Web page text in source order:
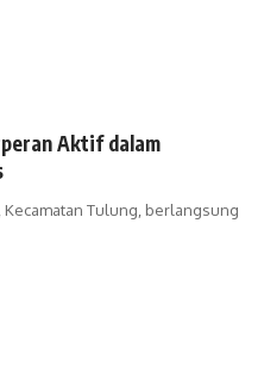
Aktif dalam
Kecamatan Tulung, berlangsung